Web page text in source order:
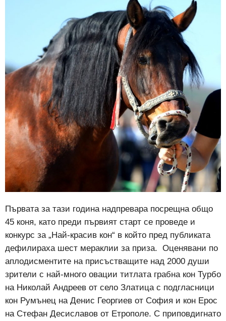
Първата за тази година надпревара посрещна общо
45 коня, като преди първият старт се проведе и
конкурс за „Най-красив кон“ в който пред публиката
дефилираха шест мераклии за приза. Оценявани по
аплодисментите на присъстващите над 2000 души
зрители с най-много овации титлата грабна кон Турбо
на Николай Андреев от село Златица с подгласници
кон Румънец на Денис Георгиев от София и кон Ерос
на Стефан Десиславов от Етрополе. С приповдигнато